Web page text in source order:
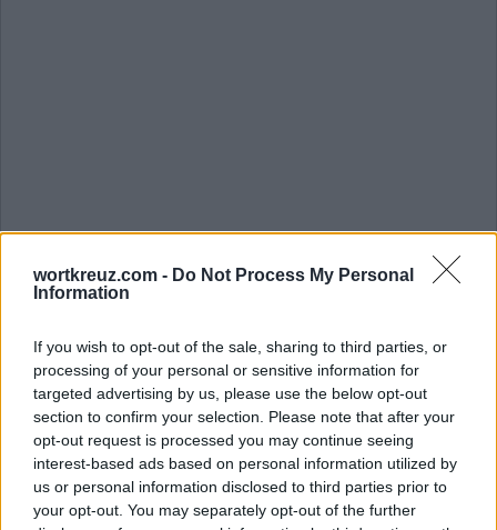
wortkreuz.com - Do Not Process My Personal
Information
If you wish to opt-out of the sale, sharing to third parties, or
processing of your personal or sensitive information for
targeted advertising by us, please use the below opt-out
section to confirm your selection. Please note that after your
opt-out request is processed you may continue seeing
interest-based ads based on personal information utilized by
us or personal information disclosed to third parties prior to
your opt-out. You may separately opt-out of the further
Die Antwort auf dieses Rätsel lautet:
T
A N
Z
T
A N
K
T
A K
T
T
Z
T
A N K
T
A
N K Z